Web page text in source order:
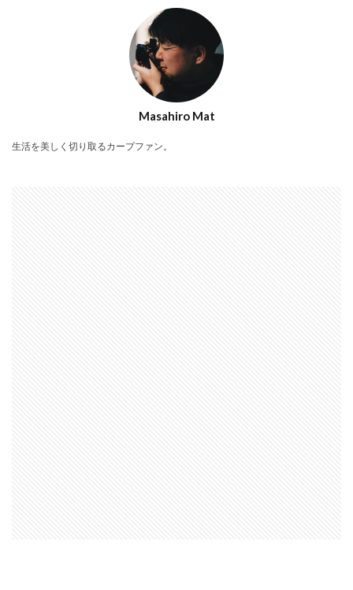
Masahiro Mat
生活を美しく切り取るカープファン。